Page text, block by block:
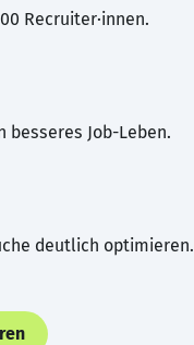
Recruiter·innen.
Job-Leben.
deutlich optimieren.